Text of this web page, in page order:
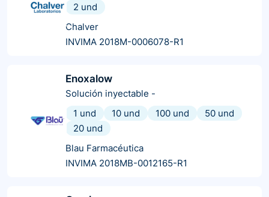
2 und
Chalver
INVIMA 2018M-0006078-R1
Enoxalow
Solución inyectable -
1 und
10 und 100 und
50 und
20 und
Blau Farmacéutica
INVIMA 2018MB-0012165-R1